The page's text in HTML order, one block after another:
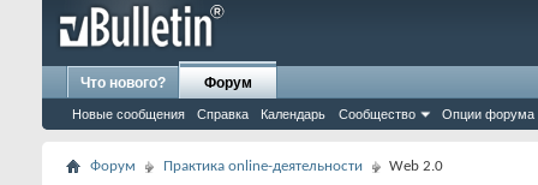
Что нового? Форум
Новые сообщения Справка Календарь Сообщество Опции форума
Форум Практика online-деятельности Web 2.0